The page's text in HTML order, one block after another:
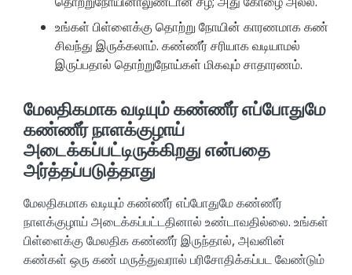
உங்கள் பிள்ளைக்கு தொற்று நோயின் காரணமாக கண்
சிவந்து இருக்கலாம். கண்ணீர் சரியாக வடியாமல்
இருப்பதால் தொற்றுநோய்கள் மிகவும் சாதாரணம்.
மேலதிகமாக வடியும் கண்ணீர் எப்போதுமே
கண்ணீர் நாளக்குழாய்
அடைக்கப்பட்டிருக்கிறது என்பதை
அர்த்தப்படுத்தாது
மேலதிகமாக வடியும் கண்ணீர் எப்போதுமே கண்ணீர்
நாளக்குழாய் அடைக்கப்பட்டதினால் உண்டாவதில்லை. உங்கள்
பிள்ளைக்கு மேலதிக கண்ணீர் இருந்தால், அவனின்
கண்கள் ஒரு கண் மருத்துவரால் பரிசோதிக்கப்பட வேண்டும்